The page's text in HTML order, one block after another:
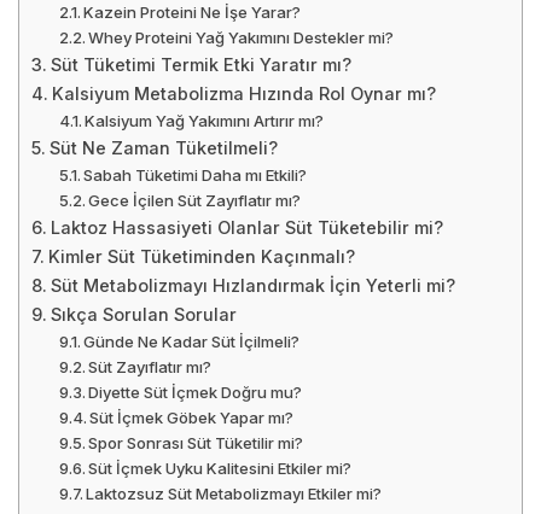
Kazein Proteini Ne İşe Yarar?
Whey Proteini Yağ Yakımını Destekler mi?
Süt Tüketimi Termik Etki Yaratır mı?
Kalsiyum Metabolizma Hızında Rol Oynar mı?
Kalsiyum Yağ Yakımını Artırır mı?
Süt Ne Zaman Tüketilmeli?
Sabah Tüketimi Daha mı Etkili?
Gece İçilen Süt Zayıflatır mı?
Laktoz Hassasiyeti Olanlar Süt Tüketebilir mi?
Kimler Süt Tüketiminden Kaçınmalı?
Süt Metabolizmayı Hızlandırmak İçin Yeterli mi?
Sıkça Sorulan Sorular
Günde Ne Kadar Süt İçilmeli?
Süt Zayıflatır mı?
Diyette Süt İçmek Doğru mu?
Süt İçmek Göbek Yapar mı?
Spor Sonrası Süt Tüketilir mi?
Süt İçmek Uyku Kalitesini Etkiler mi?
Laktozsuz Süt Metabolizmayı Etkiler mi?